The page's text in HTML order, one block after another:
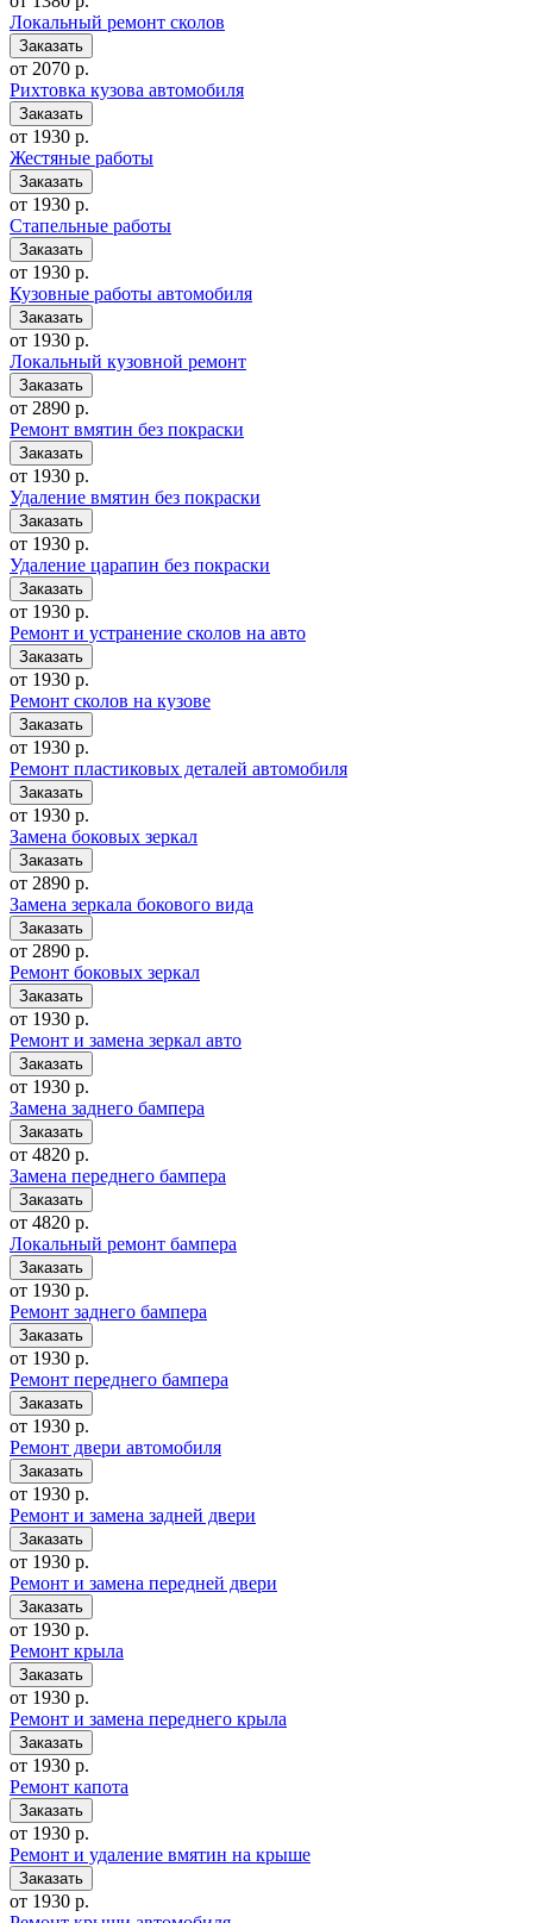
Локальный ремонт сколов
от 2070 р.
Рихтовка кузова автомобиля
от 1930 р.
Жестяные работы
от 1930 р.
Стапельные работы
от 1930 р.
Кузовные работы автомобиля
от 1930 р.
Локальный кузовной ремонт
от 2890 р.
Ремонт вмятин без покраски
от 1930 р.
Удаление вмятин без покраски
от 1930 р.
Удаление царапин без покраски
от 1930 р.
Ремонт и устранение сколов на авто
от 1930 р.
Ремонт сколов на кузове
от 1930 р.
Ремонт пластиковых деталей автомобиля
от 1930 р.
Замена боковых зеркал
от 2890 р.
Замена зеркала бокового вида
от 2890 р.
Ремонт боковых зеркал
от 1930 р.
Ремонт и замена зеркал авто
от 1930 р.
Замена заднего бампера
от 4820 р.
Замена переднего бампера
от 4820 р.
Локальный ремонт бампера
от 1930 р.
Ремонт заднего бампера
от 1930 р.
Ремонт переднего бампера
от 1930 р.
Ремонт двери автомобиля
от 1930 р.
Ремонт и замена задней двери
от 1930 р.
Ремонт и замена передней двери
от 1930 р.
Ремонт крыла
от 1930 р.
Ремонт и замена переднего крыла
от 1930 р.
Ремонт капота
от 1930 р.
Ремонт и удаление вмятин на крыше
от 1930 р.